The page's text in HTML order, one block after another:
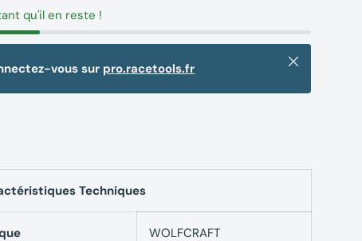
qu'il en reste !
vous sur pro.racetools.fr Fermer
Techniques
WOLFCRAFT